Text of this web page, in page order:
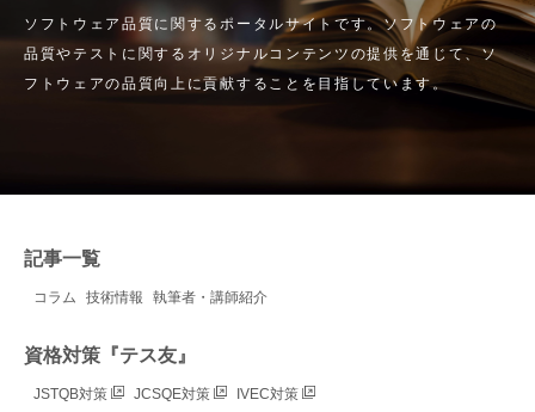
ソフトウェア品質に関するポータルサイトです。ソフトウェアの
品質やテストに関するオリジナルコンテンツの提供を通じて、ソ
フトウェアの品質向上に貢献することを目指しています。
記事一覧
コラム 技術情報 執筆者・講師紹介
資格対策『テス友』
JSTQB対策 JCSQE対策 IVEC対策